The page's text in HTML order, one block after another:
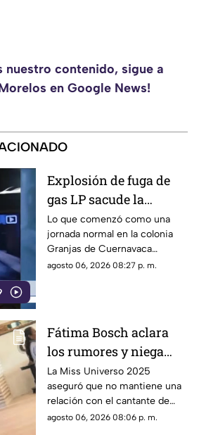
nuestro contenido, sigue a
en Google News!
Explosión de fuga de
gas LP sacude la
colonia Las Granjas
Lo que comenzó como una
jornada normal en la colonia
Granjas de Cuernavaca
terminó en una movilización
agosto 06, 2026 08:27 p. m.
Fátima Bosch aclara
los rumores y niega
tener un romance con
Natanael Cano
La Miss Universo 2025
aseguró que no mantiene una
relación con el cantante de
corridos tumbados.
agosto 06, 2026 08:06 p. m.